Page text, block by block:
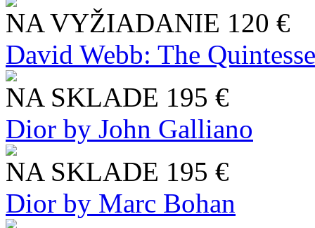
NA VYŽIADANIE 120 €
David Webb: The
NA SKLADE 195 €
Dior by John Galliano
NA SKLADE 195 €
Dior by Marc Bohan